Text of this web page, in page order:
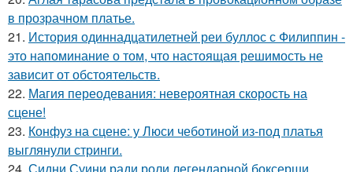
в прозрачном платье.
21. История одиннадцатилетней реи буллос с Филиппин -
это напоминание о том, что настоящая решимость не
зависит от обстоятельств.
22. Магия переодевания: невероятная скорость на
сцене!
23. Конфуз на сцене: у Люси чеботиной из-под платья
выглянули стринги.
24. Сидни Суини ради роли легендарной боксерши